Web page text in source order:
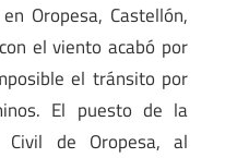
Oropesa, Castellón,
el viento acabó por
el tránsito por
El puesto de la
Civil de Oropesa, al